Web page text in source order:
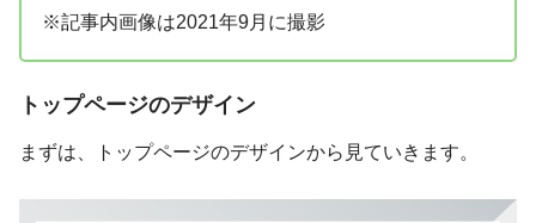
※記事内画像は2021年9月に撮影
トップページのデザイン
まずは、トップページのデザインから見ていきます。